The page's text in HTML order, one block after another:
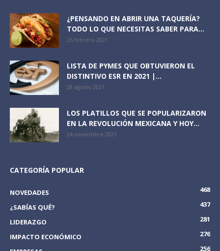
¿PENSANDO EN ABRIR UNA TAQUERÍA?
TODO LO QUE NECESITAS SABER PARA...
26 febrero 2021
LISTA DE PYMES QUE OBTUVIERON EL
DISTINTIVO ESR EN 2021 |...
28 agosto 2021
LOS PLATILLOS QUE SE POPULARIZARON
EN LA REVOLUCIÓN MEXICANA Y HOY...
24 noviembre 2021
CATEGORÍA POPULAR
NOVEDADES
468
¿SABÍAS QUÉ?
437
LIDERAZGO
281
IMPACTO ECONÓMICO
276
256